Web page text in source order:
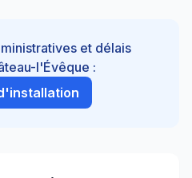
et délais
l'Évêque :